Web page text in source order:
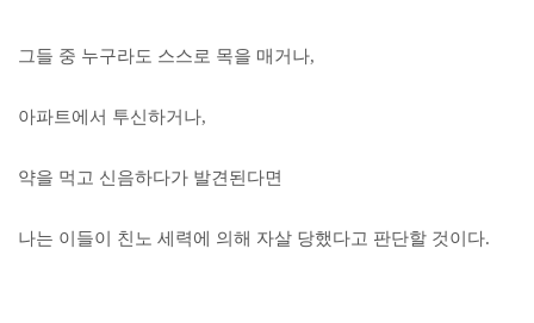
그들 중 누구라도 스스로 목을 매거나,
아파트에서 투신하거나,
약을 먹고 신음하다가 발견된다면
나는 이들이 친노 세력에 의해 자살 당했다고 판단할 것이다.